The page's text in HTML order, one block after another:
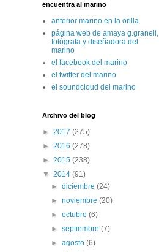
encuentra al marino
anterior marino en la orilla
página web de amaya g.granell,
fotógrafa y diseñadora del
marino
el facebook del marino
el twitter del marino
el soundcloud del marino
Archivo del blog
► 2017 (275)
► 2016 (278)
► 2015 (238)
▼ 2014 (91)
►diciembre(24)
►noviembre(20)
►octubre(6)
►septiembre(7)
►agosto(6)